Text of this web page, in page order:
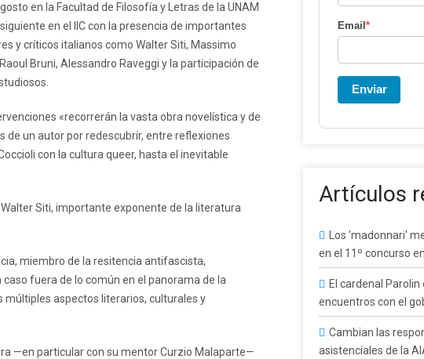
en la Facultad de Filosofía y Letras de la UNAM
en el IIC con la presencia de importantes
y críticos italianos como Walter Siti, Massimo
Bruni, Alessandro Raveggi y la participación de
«recorrerán la vasta obra novelística y de
de un autor por redescubrir, entre reflexiones
con la cultura queer, hasta el inevitable
Siti, importante exponente de la literatura
miembro de la resitencia antifascista,
fuera de lo común en el panorama de la
múltiples aspectos literarios, culturales y
—en particular con su mentor Curzio Malaparte—
Email *
Enviar
Artículos
Los 'madonnari'
en el 11º concurso
El cardenal Parolin
encuentros con el
Cambian las
asistenciales de la